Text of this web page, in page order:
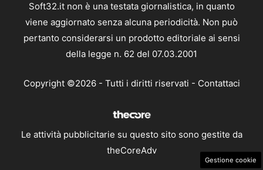
Soft32.it non è una testata giornalistica, in quanto
viene aggiornato senza alcuna periodicità. Non può
pertanto considerarsi un prodotto editoriale ai sensi
della legge n. 62 del 07.03.2001
Copyright ©2026 - Tutti i diritti riservati - Contattaci
Le attività pubblicitarie su questo sito sono gestite da
theCoreAdv
Gestione cookie